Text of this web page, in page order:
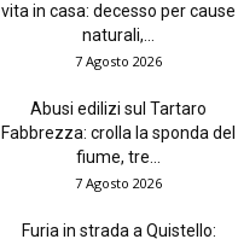
vita in casa: decesso per cause
naturali,...
7 Agosto 2026
Abusi edilizi sul Tartaro
Fabbrezza: crolla la sponda del
fiume, tre...
7 Agosto 2026
Furia in strada a Quistello: